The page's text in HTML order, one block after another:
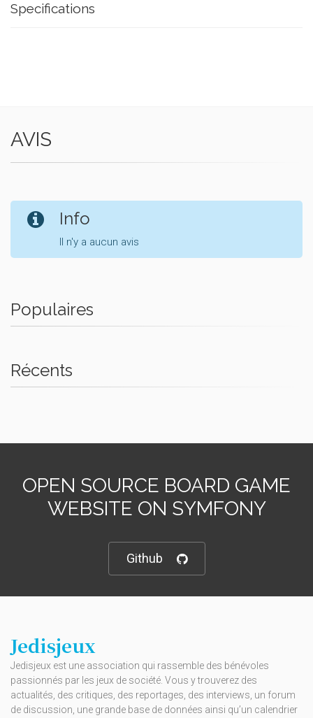
Specifications
AVIS
Info
Il n'y a aucun avis
Populaires
Récents
OPEN SOURCE BOARD GAME
WEBSITE ON SYMFONY
Github
Jedisjeux
Jedisjeux est une association qui rassemble des bénévoles
passionnés par les jeux de société. Vous y trouverez des
actualités, des critiques, des reportages, des interviews, un forum
de discussion, une grande base de données ainsi qu’un calendrier